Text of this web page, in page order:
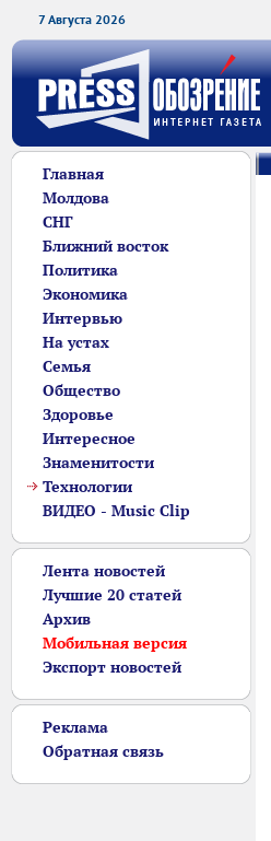
7 Августа 2026
Главная
Молдова
СНГ
Ближний восток
Политика
Экономика
Интервью
На устах
Семья
Общество
Здоровье
Интересное
Знаменитости
Технологии
ВИДЕО - Music Clip
Лента новостей
Лучшие 20 статей
Архив
Мобильная версия
Экспорт новостей
Реклама
Обратная связь